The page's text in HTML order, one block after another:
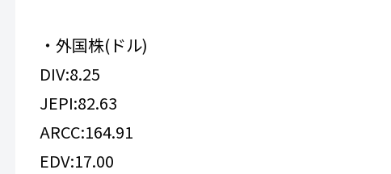
・外国株(ドル)
DIV:8.25
JEPI:82.63
ARCC:164.91
EDV:17.00